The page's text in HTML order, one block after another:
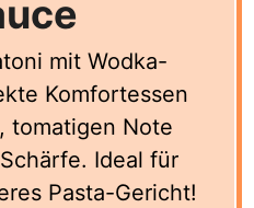
mit Wodka-
Komfortessen
tomatigen Note
Ideal für
Pasta-Gericht!